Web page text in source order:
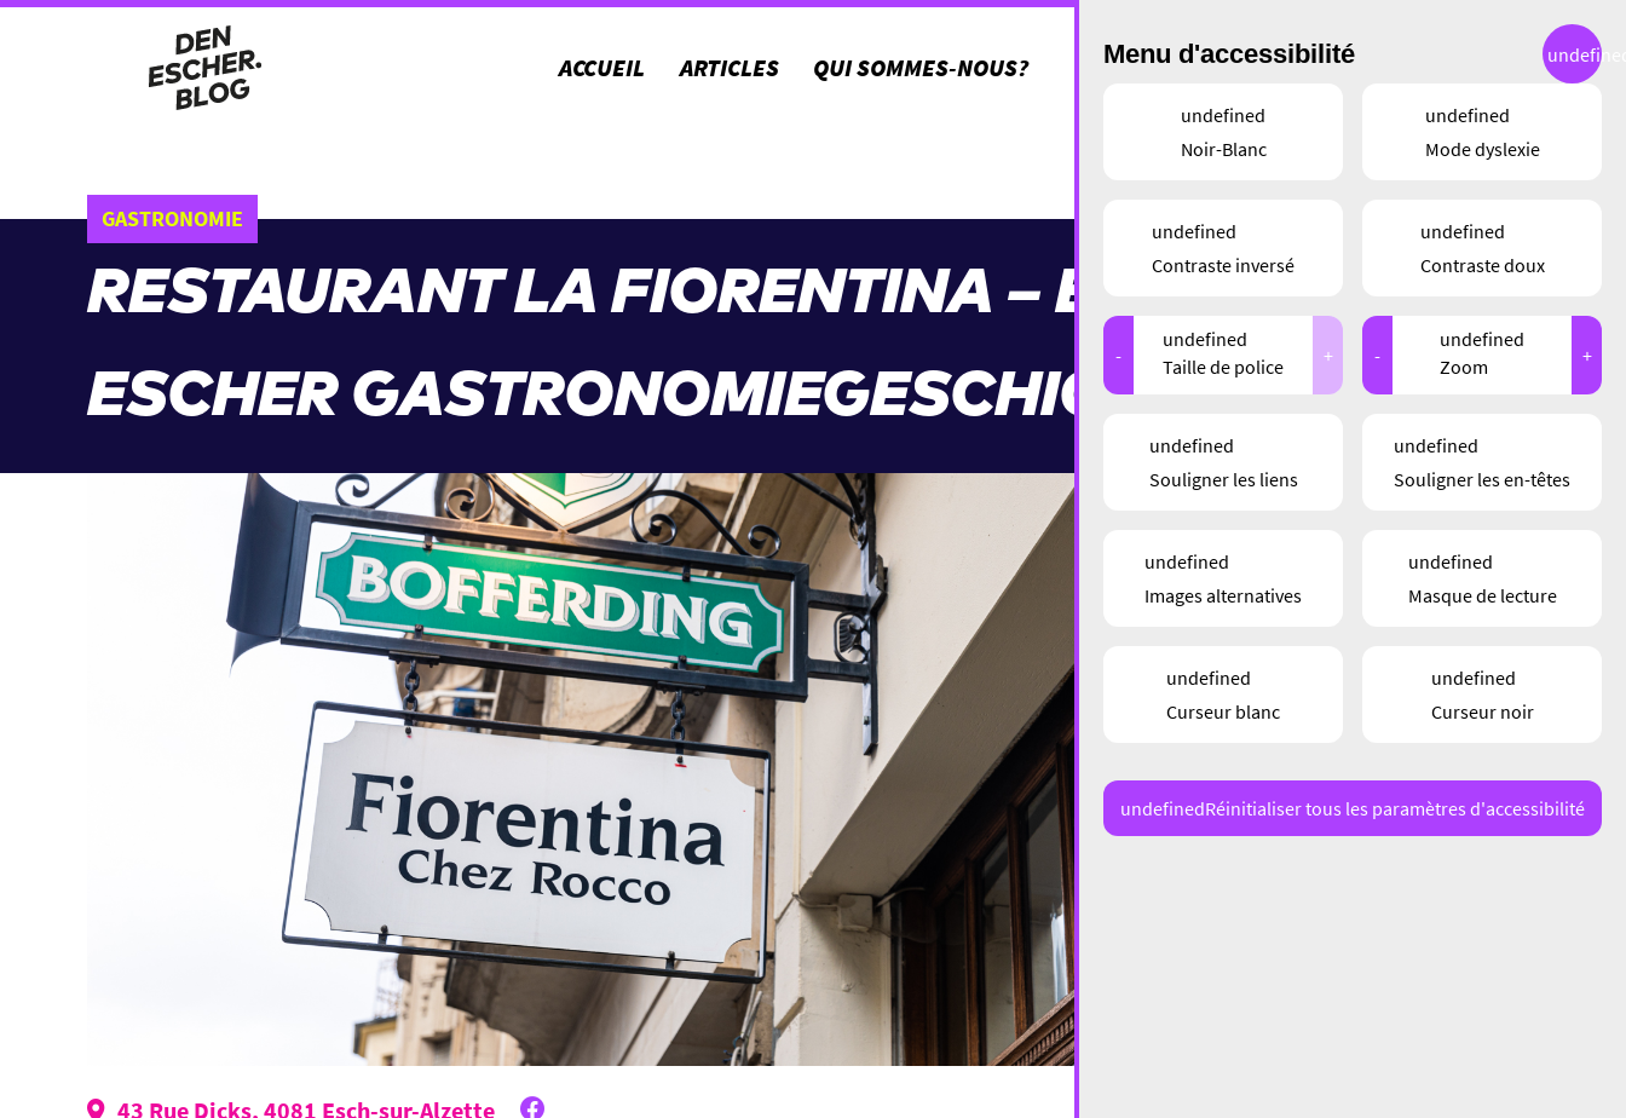
ACCUEIL ARTICLES QUI SOMMES-NOUS?
RESTAURANT LA FIORENTINA – E STÉCK
ESCHER GASTRONOMIEGESCHICHT
43 Rue Dicks, 4081 Esch-sur-Alzette
GASTRONOMIE
Menu d'accessibilité
undefined
Noir-Blanc
undefined
Mode dyslexie
undefined
Contraste inversé
undefined
Contraste doux
-
undefined
Taille de police
+ -
undefined
Zoom
+
undefined
Souligner les liens
undefined
Souligner les en-têtes
undefined
Images alternatives
undefined
Masque de lecture
undefined
Curseur blanc
undefined
Curseur noir
undefinedRéinitialiser tous les paramètres d'accessibilité